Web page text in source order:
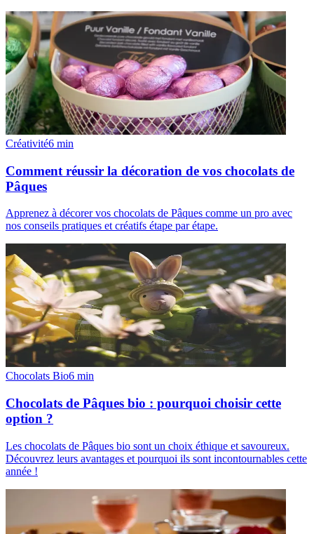
Créativité6 min
Comment réussir la décoration de vos chocolats de
Pâques
Apprenez à décorer vos chocolats de Pâques comme un pro avec
nos conseils pratiques et créatifs étape par étape.
Chocolats Bio6 min
Chocolats de Pâques bio : pourquoi choisir cette
option ?
Les chocolats de Pâques bio sont un choix éthique et savoureux.
Découvrez leurs avantages et pourquoi ils sont incontournables cette
année !